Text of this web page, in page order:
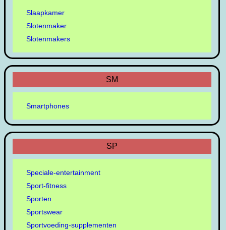
Slaapkamer
Slotenmaker
Slotenmakers
SM
Smartphones
SP
Speciale-entertainment
Sport-fitness
Sporten
Sportswear
Sportvoeding-supplementen